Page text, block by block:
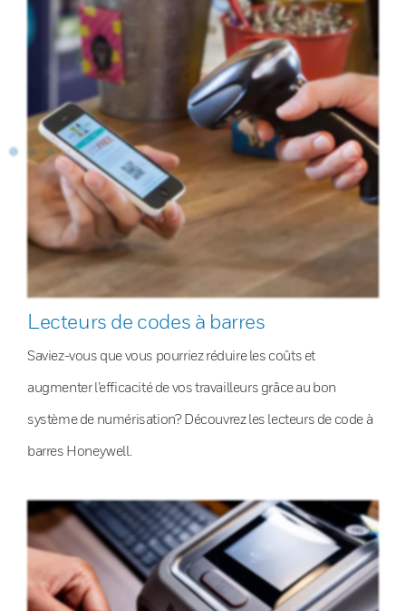
Lecteurs de codes à barres
Saviez-vous que vous pourriez réduire les coûts et
augmenter l’efficacité de vos travailleurs grâce au bon
système de numérisation? Découvrez les lecteurs de code à
barres Honeywell.